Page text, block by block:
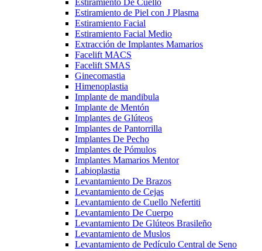
Estiramiento de Piel con J Plasma
Estiramiento Facial
Estiramiento Facial Medio
Extracción de Implantes Mamarios
Facelift MACS
Facelift SMAS
Ginecomastia
Himenoplastia
Implante de mandibula
Implante de Mentón
Implantes de Glúteos
Implantes de Pantorrilla
Implantes De Pecho
Implantes de Pómulos
Implantes Mamarios Mentor
Labioplastia
Levantamiento De Brazos
Levantamiento de Cejas
Levantamiento de Cuello Nefertiti
Levantamiento De Cuerpo
Levantamiento De Glúteos Brasileño
Levantamiento de Muslos
Levantamiento de Pedículo Central de Seno